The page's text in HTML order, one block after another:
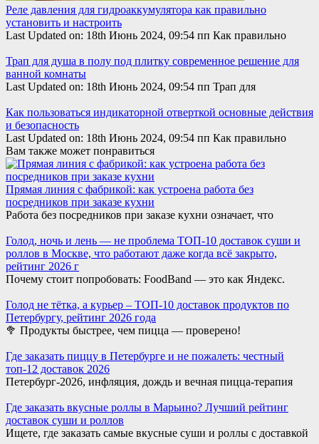
Реле давления для гидроаккумулятора как правильно
установить и настроить
Last Updated on: 18th Июнь 2024, 09:54 пп Как правильно
Трап для душа в полу под плитку современное решение для
ванной комнаты
Last Updated on: 18th Июнь 2024, 09:54 пп Трап для
Как пользоваться индикаторной отверткой основные действия
и безопасность
Last Updated on: 18th Июнь 2024, 09:54 пп Как правильно
Вам также может понравиться
Прямая линия с фабрикой: как устроена работа без
посредников при заказе кухни
Работа без посредников при заказе кухни означает, что
Голод, ночь и лень — не проблема ТОП-10 доставок суши и
роллов в Москве, что работают даже когда всё закрыто,
рейтинг 2026 г
Почему стоит попробовать: FoodBand — это как Яндекс.
Голод не тётка, а курьер – ТОП-10 доставок продуктов по
Петербургу, рейтинг 2026 года
🥦 Продукты быстрее, чем пицца — проверено!
Где заказать пиццу в Петербурге и не пожалеть: честный
топ-12 доставок 2026
Петербург-2026, инфляция, дождь и вечная пицца-терапия
Где заказать вкусные роллы в Марьино? Лучший рейтинг
доставок суши и роллов
Ищете, где заказать самые вкусные суши и роллы с доставкой